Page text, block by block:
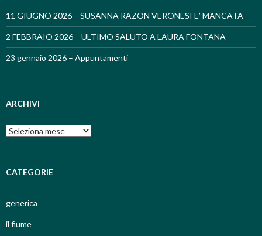
11 GIUGNO 2026 – SUSANNA RAZON VERONESI E’ MANCATA
2 FEBBRAIO 2026 – ULTIMO SALUTO A LAURA FONTANA
23 gennaio 2026 – Appuntamenti
ARCHIVI
Archivi
CATEGORIE
generica
il fiume